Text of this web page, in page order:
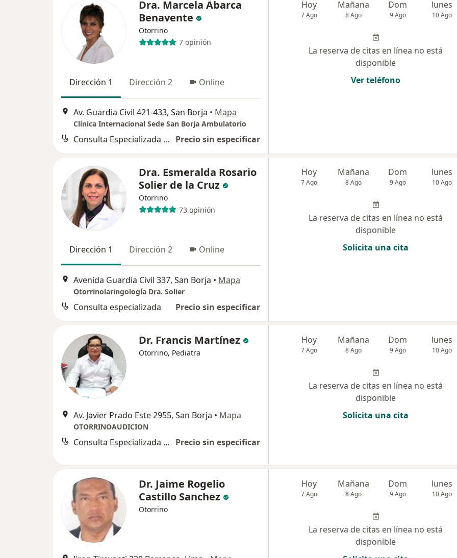
Dra. Marcela Abarca
Benavente
Otorrino
7 opinión
Dirección 1 Dirección 2 Online
Av. Guardia Civil 421-433, San Borja • Mapa
Clínica Internacional Sede San Borja Ambulatorio
Consulta Especializada Otorrinolaringológica Precio sin especificar
Hoy
7 Ago
Mañana
8 Ago
Dom
9 Ago
lunes
10 Ago
La reserva de citas en línea no está
disponible
Ver teléfono
Dra. Esmeralda Rosario
Solier de la Cruz
Otorrino
73 opinión
Dirección 1 Dirección 2 Online
Avenida Guardia Civil 337, San Borja • Mapa
Otorrinolaringología Dra. Solier
Consulta especializada Precio sin especificar
Hoy
7 Ago
Mañana
8 Ago
Dom
9 Ago
lunes
10 Ago
La reserva de citas en línea no está
disponible
Solicita una cita
Dr. Francis Martínez
Otorrino, Pediatra
Av. Javier Prado Este 2955, San Borja • Mapa
OTORRINOAUDICION
Consulta Especializada Otorrinolaringológica Precio sin especificar
Hoy
7 Ago
Mañana
8 Ago
Dom
9 Ago
lunes
10 Ago
La reserva de citas en línea no está
disponible
Solicita una cita
Dr. Jaime Rogelio
Castillo Sanchez
Otorrino
Hoy
7 Ago
Mañana
8 Ago
Dom
9 Ago
lunes
10 Ago
La reserva de citas en línea no está
disponible